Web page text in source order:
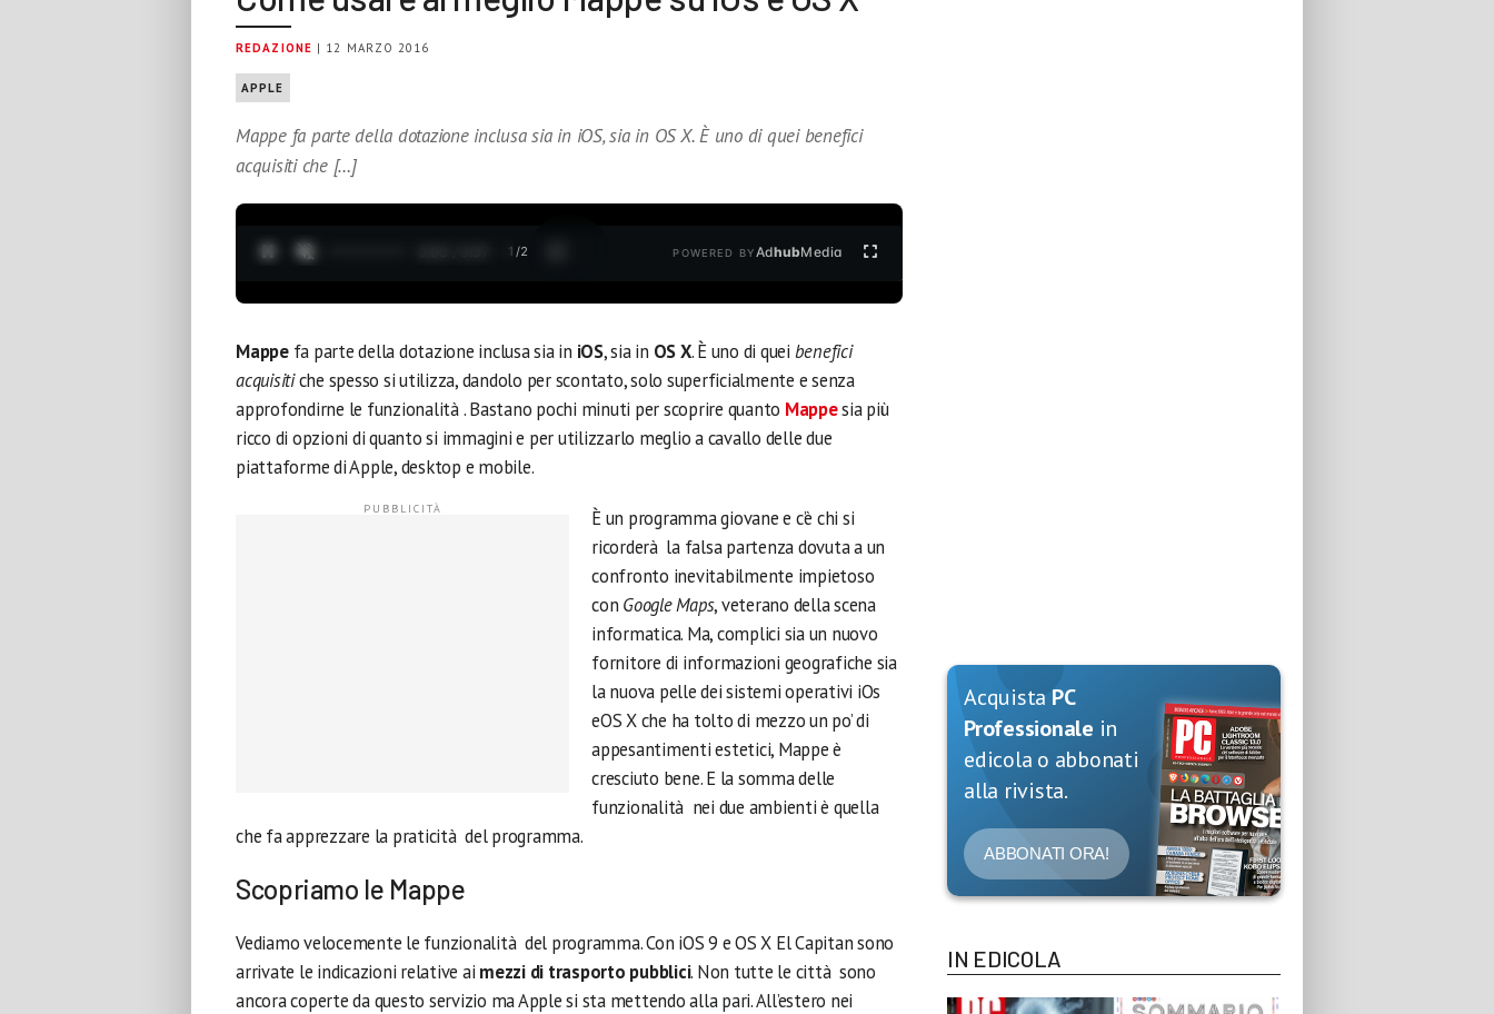
REDAZIONE | 12 MARZO 2016
APPLE
Mappe fa parte della dotazione inclusa sia in iOS, sia in OS X. È uno di quei benefici
acquisiti che […]
1 /2 POWERED BYAdhubMedia
Mappefa parte della dotazione inclusa sia in iOS, sia in OS X. È uno di quei benefici
acquisitiche spesso si utilizza, dandolo per scontato, solo superficialmente e senza
approfondirne le funzionalità . Bastano pochi minuti per scoprire quanto Mappesia più
ricco di opzioni di quanto si immagini e per utilizzarlo meglio a cavallo delle due
piattaforme di Apple, desktop e mobile.
È un programma giovane e c’è chi si
ricorderà la falsa partenza dovuta a un
confronto inevitabilmente impietoso
con Google Maps, veterano della scena
informatica. Ma, complici sia un nuovo
fornitore di informazioni geografiche sia
la nuova pelle dei sistemi operativi iOs
eOS X che ha tolto di mezzo un po’ di
appesantimenti estetici, Mappe è
cresciuto bene. E la somma delle
funzionalità nei due ambienti è quella
che fa apprezzare la praticità del programma.
Scopriamo le Mappe
Vediamo velocemente le funzionalità del programma. Con iOS 9 e OS X El Capitan sono
arrivate le indicazioni relative ai mezzi di trasporto pubblici. Non tutte le città sono
ancora coperte da questo servizio ma Apple si sta mettendo alla pari. All’estero nei
Acquista PC
Professionale in
edicola o abbonati
alla rivista.
ABBONATI ORA!
IN EDICOLA